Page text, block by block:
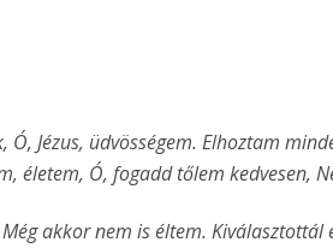
Jézus, üdvösségem. Elhoztam
életem, Ó, fogadd tőlem kedvesen,
akkor nem is éltem. Kiválasztottál